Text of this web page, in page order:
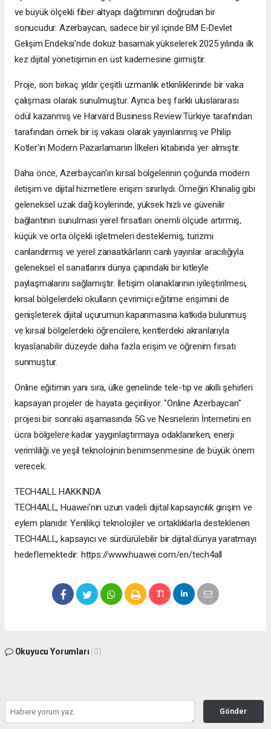
ve büyük ölçekli fiber altyapı dağıtımının doğrudan bir
sonucudur. Azerbaycan, sadece bir yıl içinde BM E-Devlet
Gelişim Endeksi'nde dokuz basamak yükselerek 2025 yılında ilk
kez dijital yönetişimin en üst kademesine girmiştir.
Proje, son birkaç yıldır çeşitli uzmanlık etkinliklerinde bir vaka
çalışması olarak sunulmuştur. Ayrıca beş farklı uluslararası
ödül kazanmış ve Harvard Business Review Türkiye tarafından
tarafından örnek bir iş vakası olarak yayınlanmış ve Philip
Kotler'in Modern Pazarlamanın İlkeleri kitabında yer almıştır.
Daha önce, Azerbaycan'ın kırsal bölgelerinin çoğunda modern
iletişim ve dijital hizmetlere erişim sınırlıydı. Örneğin Khinalig gibi
geleneksel uzak dağ köylerinde, yüksek hızlı ve güvenilir
bağlantının sunulması yerel fırsatları önemli ölçüde artırmış,
küçük ve orta ölçekli işletmeleri desteklemiş, turizmi
canlandırmış ve yerel zanaatkârların canlı yayınlar aracılığıyla
geleneksel el sanatlarını dünya çapındaki bir kitleyle
paylaşmalarını sağlamıştır. İletişim olanaklarının iyileştirilmesi,
kırsal bölgelerdeki okulların çevrimiçi eğitime erişimini de
genişleterek dijital uçurumun kapanmasına katkıda bulunmuş
ve kırsal bölgelerdeki öğrencilere, kentlerdeki akranlarıyla
kıyaslanabilir düzeyde daha fazla erişim ve öğrenim fırsatı
sunmuştur.
Online eğitimin yanı sıra, ülke genelinde tele-tıp ve akıllı şehirleri
kapsayan projeler de hayata geçiriliyor. "Online Azerbaycan"
projesi bir sonraki aşamasında 5G ve Nesnelerin İnternetini en
ücra bölgelere kadar yaygınlaştırmaya odaklanırken, enerji
verimliliği ve yeşil teknolojinin benimsenmesine de büyük önem
verecek.
TECH4ALL HAKKINDA
TECH4ALL, Huawei'nin uzun vadeli dijital kapsayıcılık girişim ve
eylem planıdır. Yenilikçi teknolojiler ve ortaklıklarla desteklenen
TECH4ALL, kapsayıcı ve sürdürülebilir bir dijital dünya yaratmayı
hedeflemektedir: https://www.huawei.com/en/tech4all
Okuyucu Yorumları (0)
Gönder